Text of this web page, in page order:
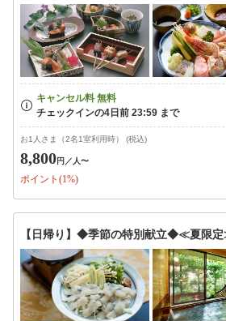
お1人さま（2名1室利用時） (税込)
8,800円 ／人〜
ポイント(1%)
【日帰り】◆季節の特別献立◆≪夏限